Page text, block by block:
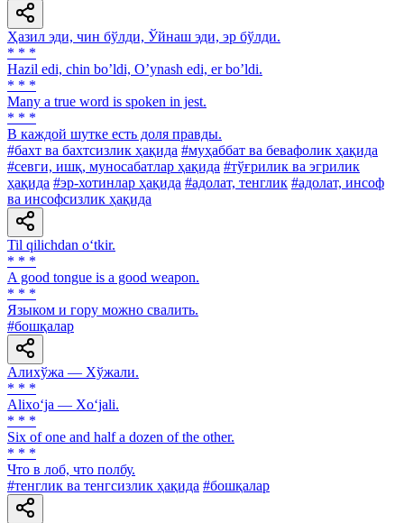
Ҳазил эди, чин бўлди, Ўйнаш эди, эр бўлди.
* * *
Hazil edi, chin boʼldi, Oʼynash edi, er boʼldi.
* * *
Many a true word is spoken in jest.
* * *
В каждой шутке есть доля правды.
#бахт ва бахтсизлик ҳақида #муҳаббат ва бевафолик ҳақида
#севги, ишқ, муносабатлар ҳақида #тўғрилик ва эгрилик
ҳақида #эр-хотинлар ҳақида #адолат, тенглик #адолат, инсоф
ва инсофсизлик ҳақида
Til qilichdan o‘tkir.
* * *
A good tongue is a good weapon.
* * *
Языком и гору можно свалить.
#бошқалар
Алихўжа — Хўжали.
* * *
Alixo‘ja — Xo‘jali.
* * *
Six of one and half a dozen of the other.
* * *
Что в лоб, что полбу.
#тенглик ва тенгсизлик ҳақида #бошқалар